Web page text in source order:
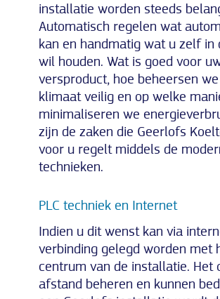
installatie worden steeds
Automatisch regelen wat
kan en handmatig wat u zelf in
wil houden. Wat is goed voor
versproduct, hoe beheersen
klimaat veilig en op welke
minimaliseren we
zijn de zaken die Geerlofs
voor u regelt middels de
technieken.
PLC techniek en Internet
Indien u dit wenst kan via
verbinding gelegd worden met
centrum van de installatie. Het
afstand beheren en kunnen